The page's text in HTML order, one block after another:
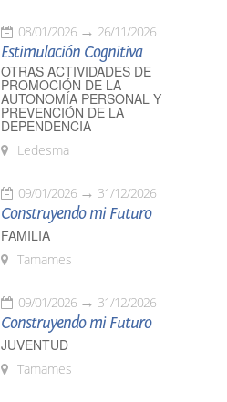
08/01/2026 26/11/2026
Estimulación Cognitiva
OTRAS ACTIVIDADES DE
PROMOCIÓN DE LA
AUTONOMÍA PERSONAL Y
PREVENCIÓN DE LA
DEPENDENCIA
Ledesma
09/01/2026 31/12/2026
Construyendo mi Futuro
FAMILIA
Tamames
09/01/2026 31/12/2026
Construyendo mi Futuro
JUVENTUD
Tamames